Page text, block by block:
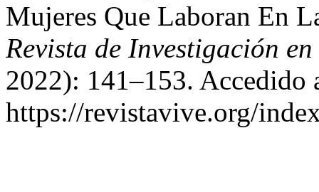
Mujeres Que Laboran En
Revista de Investigación
2022): 141–153. Accedido
https://revistavive.org/